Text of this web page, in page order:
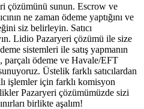
çözümünü sunun. Escrow ve
ne zaman ödeme yaptığını ve
siz belirleyin. Satıcı
Lidio Pazaryeri çözümü ile size
sistemleri ile satış yapmanın
parçalı ödeme ve Havale/EFT
Üstelik farklı satıcılardan
işlemler için farklı komisyon
Pazaryeri çözümümüzde sizi
birlikte aşalım!